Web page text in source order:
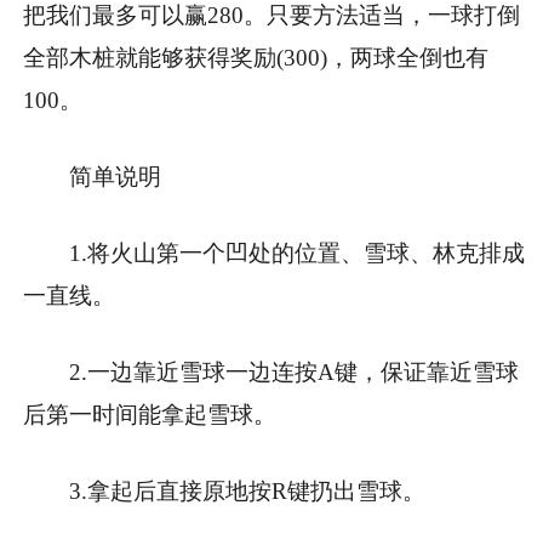
把我们最多可以赢280。只要方法适当，一球打倒
全部木桩就能够获得奖励(300)，两球全倒也有
100。
简单说明
1.将火山第一个凹处的位置、雪球、林克排成
一直线。
2.一边靠近雪球一边连按A键，保证靠近雪球
后第一时间能拿起雪球。
3.拿起后直接原地按R键扔出雪球。